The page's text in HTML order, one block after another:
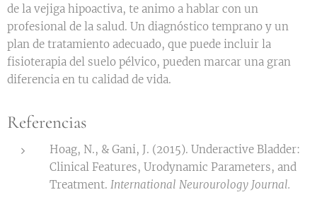
de la vejiga hipoactiva, te animo a hablar con un
profesional de la salud. Un diagnóstico temprano y un
plan de tratamiento adecuado, que puede incluir la
fisioterapia del suelo pélvico, pueden marcar una gran
diferencia en tu calidad de vida.
Referencias
Hoag, N., & Gani, J. (2015). Underactive Bladder:
Clinical Features, Urodynamic Parameters, and
Treatment. International Neurourology Journal.